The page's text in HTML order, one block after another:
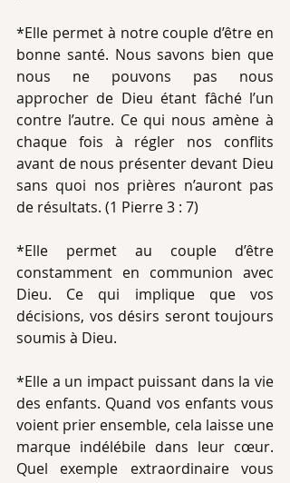
*Elle permet à notre couple d’être en
bonne santé. Nous savons bien que
nous ne pouvons pas nous
approcher de Dieu étant fâché l’un
contre l’autre. Ce qui nous amène à
chaque fois à régler nos conflits
avant de nous présenter devant Dieu
sans quoi nos prières n’auront pas
de résultats. (1 Pierre 3 : 7)
*Elle permet au couple d’être
constamment en communion avec
Dieu. Ce qui implique que vos
décisions, vos désirs seront toujours
soumis à Dieu.
*Elle a un impact puissant dans la vie
des enfants. Quand vos enfants vous
voient prier ensemble, cela laisse une
marque indélébile dans leur cœur.
Quel exemple extraordinaire vous